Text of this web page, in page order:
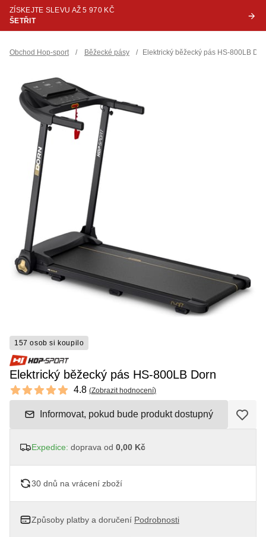
ZÍSKEJTE SLEVU AŽ 5 970 KČ
ŠETŘIT
Obchod Hop-sport / Běžecké pásy / Elektrický běžecký pás HS-800LB
157 osob si koupilo
Elektrický běžecký pás HS-800LB Dorn
Reviews
4.8 out of 5 stars 4.8 (Zobrazit hodnocení)
Informovat, pokud bude produkt dostupný
Expedice: doprava od 0,00 Kč
30 dnů na vrácení zboží
Způsoby platby a doručení Podrobnosti